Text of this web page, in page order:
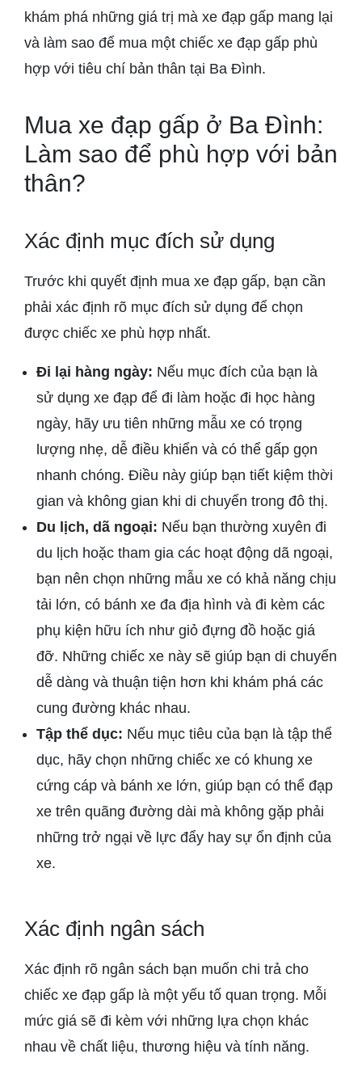
khám phá những giá trị mà xe đạp gấp mang lại
và làm sao để mua một chiếc xe đạp gấp phù
hợp với tiêu chí bản thân tại Ba Đình.
Mua xe đạp gấp ở Ba Đình:
Làm sao để phù hợp với bản
thân?
Xác định mục đích sử dụng
Trước khi quyết định mua xe đạp gấp, bạn cần
phải xác định rõ mục đích sử dụng để chọn
được chiếc xe phù hợp nhất.
Đi lại hàng ngày: Nếu mục đích của bạn là
sử dụng xe đạp để đi làm hoặc đi học hàng
ngày, hãy ưu tiên những mẫu xe có trọng
lượng nhẹ, dễ điều khiển và có thể gấp gọn
nhanh chóng. Điều này giúp bạn tiết kiệm thời
gian và không gian khi di chuyển trong đô thị.
Du lịch, dã ngoại: Nếu bạn thường xuyên đi
du lịch hoặc tham gia các hoạt động dã ngoại,
bạn nên chọn những mẫu xe có khả năng chịu
tải lớn, có bánh xe đa địa hình và đi kèm các
phụ kiện hữu ích như giỏ đựng đồ hoặc giá
đỡ. Những chiếc xe này sẽ giúp bạn di chuyển
dễ dàng và thuận tiện hơn khi khám phá các
cung đường khác nhau.
Tập thể dục: Nếu mục tiêu của bạn là tập thể
dục, hãy chọn những chiếc xe có khung xe
cứng cáp và bánh xe lớn, giúp bạn có thể đạp
xe trên quãng đường dài mà không gặp phải
những trở ngại về lực đẩy hay sự ổn định của
xe.
Xác định ngân sách
Xác định rõ ngân sách bạn muốn chi trả cho
chiếc xe đạp gấp là một yếu tố quan trọng. Mỗi
mức giá sẽ đi kèm với những lựa chọn khác
nhau về chất liệu, thương hiệu và tính năng.